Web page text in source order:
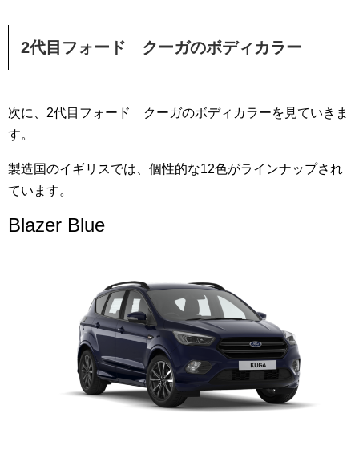
2代目フォード クーガのボディカラー
次に、2代目フォード クーガのボディカラーを見ていきま
す。
製造国のイギリスでは、個性的な12色がラインナップされ
ています。
Blazer Blue